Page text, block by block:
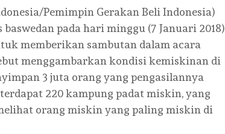
Pemimpin Gerakan Beli Indonesia)
pada hari minggu (7 Januari 2018)
memberikan sambutan dalam acara
menggambarkan kondisi kemiskinan di
3 juta orang yang pengasilannya
220 kampung padat miskin, yang
orang miskin yang paling miskin di